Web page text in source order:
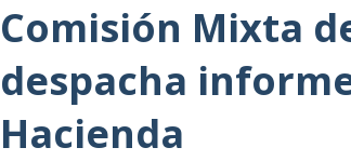
Comisión Mixta
despacha
Hacienda